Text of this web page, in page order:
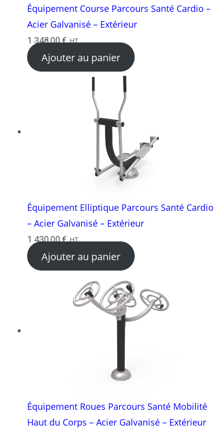
Équipement Course Parcours Santé Cardio –
Acier Galvanisé – Extérieur
1 348,00€ HT
Ajouter au panier
Équipement Elliptique Parcours Santé Cardio
– Acier Galvanisé – Extérieur
1 430,00€ HT
Ajouter au panier
Équipement Roues Parcours Santé Mobilité
Haut du Corps – Acier Galvanisé – Extérieur